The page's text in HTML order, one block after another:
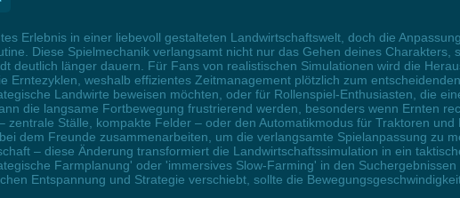
Erlebnis in einer liebevoll gestalteten Landwirtschaftswelt, doch die
Diese Spielmechanik verlangsamt nicht nur das Gehen deines Charakters,
deutlich länger dauern. Für Fans von realistischen Simulationen wird die
Erntezyklen, weshalb effizientes Zeitmanagement plötzlich zum
Landwirte beweisen möchten, oder für Rollenspiel-Enthusiasten, die
die langsame Fortbewegung frustrierend werden, besonders wenn Ernten
zentrale Ställe, kompakte Felder – oder den Automatikmodus für Traktoren
dem Freunde zusammenarbeiten, um die verlangsamte Spielanpassung zu
– diese Änderung transformiert die Landwirtschaftssimulation in ein
Farmplanung' oder 'immersives Slow-Farming' in den
Entspannung und Strategie verschiebt, sollte die